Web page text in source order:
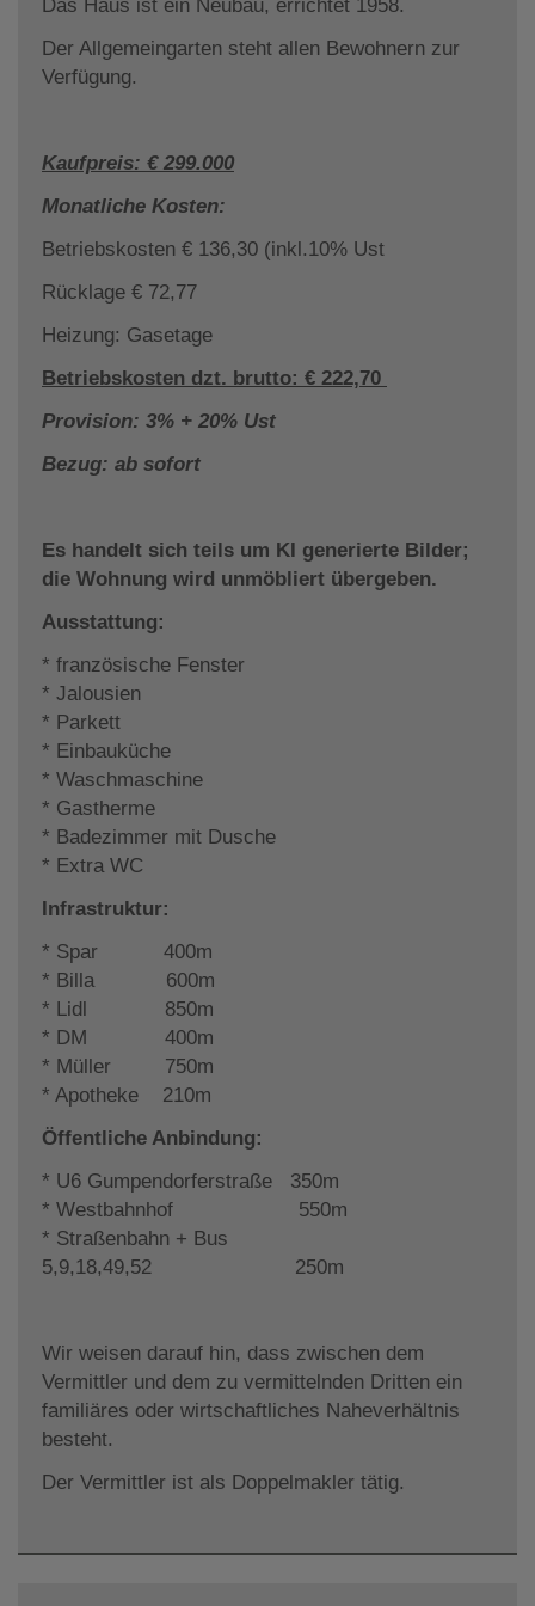
Das Haus ist ein Neubau, errichtet 1958.
Der Allgemeingarten steht allen Bewohnern zur
Verfügung.
Kaufpreis: € 299.000
Monatliche Kosten:
Betriebskosten € 136,30 (inkl.10% Ust
Rücklage € 72,77
Heizung: Gasetage
Betriebskosten dzt. brutto: € 222,70
Provision: 3% + 20% Ust
Bezug: ab sofort
Es handelt sich teils um KI generierte Bilder;
die Wohnung wird unmöbliert übergeben.
Ausstattung:
* französische Fenster
* Jalousien
* Parkett
* Einbauküche
* Waschmaschine
* Gastherme
* Badezimmer mit Dusche
* Extra WC
Infrastruktur:
* Spar 400m
* Billa 600m
* Lidl 850m
* DM 400m
* Müller 750m
* Apotheke 210m
Öffentliche Anbindung:
* U6 Gumpendorferstraße 350m
* Westbahnhof 550m
* Straßenbahn + Bus
5,9,18,49,52 250m
Wir weisen darauf hin, dass zwischen dem
Vermittler und dem zu vermittelnden Dritten ein
familiäres oder wirtschaftliches Naheverhältnis
besteht.
Der Vermittler ist als Doppelmakler tätig.